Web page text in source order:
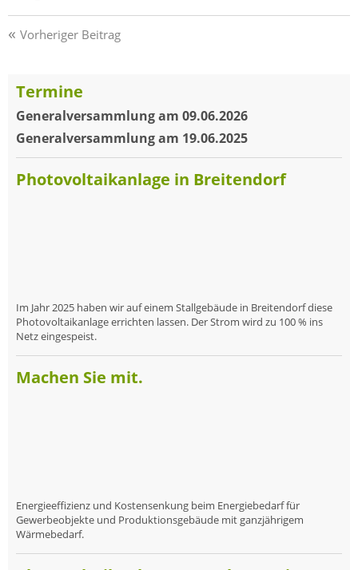
Beitragsnavigation
Vorheriger Beitrag
Termine
Generalversammlung am 09.06.2026
Generalversammlung am 19.06.2025
Photovoltaikanlage in Breitendorf
Im Jahr 2025 haben wir auf einem Stallgebäude in Breitendorf diese
Photovoltaikanlage errichten lassen. Der Strom wird zu 100 % ins
Netz eingespeist.
Machen Sie mit.
Energieeffizienz und Kostensenkung beim Energiebedarf für
Gewerbeobjekte und Produktionsgebäude mit ganzjährigem
Wärmebedarf.